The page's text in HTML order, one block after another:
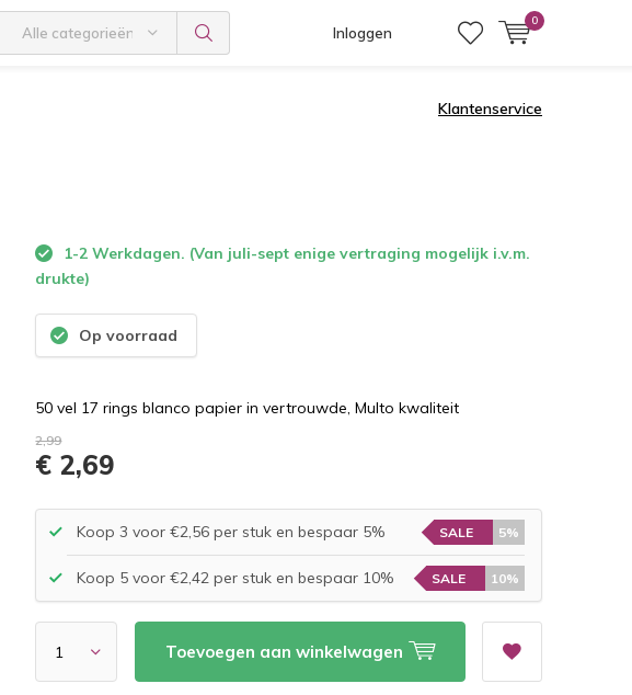
Alle categorieën Inloggen
0
Klantenservice
1-2 Werkdagen. (Van juli-sept enige vertraging mogelijk i.v.m.
drukte)
Op voorraad
50 vel 17 rings blanco papier in vertrouwde, Multo kwaliteit
2,99
€ 2,69
Koop 3 voor €2,56 per stuk en bespaar 5% SALE 5%
Koop 5 voor €2,42 per stuk en bespaar 10% SALE 10%
Toevoegen aan winkelwagen